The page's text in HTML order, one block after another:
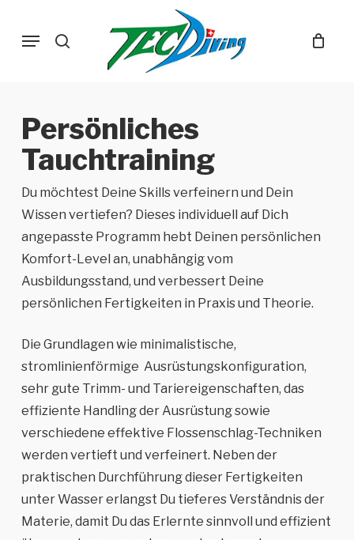
search
Menu
Persönliches
Tauchtraining
Du möchtest Deine Skills verfeinern und Dein
Wissen vertiefen? Dieses individuell auf Dich
angepasste Programm hebt Deinen persönlichen
Komfort-Level an, unabhängig vom
Ausbildungsstand, und verbessert Deine
persönlichen Fertigkeiten in Praxis und Theorie.
Die Grundlagen wie minimalistische,
stromlinienförmige Ausrüstungskonfiguration,
sehr gute Trimm- und Tariereigenschaften, das
effiziente Handling der Ausrüstung sowie
verschiedene effektive Flossenschlag-Techniken
werden vertieft und verfeinert. Neben der
praktischen Durchführung dieser Fertigkeiten
unter Wasser erlangst Du tieferes Verständnis der
Materie, damit Du das Erlernte sinnvoll und effizient